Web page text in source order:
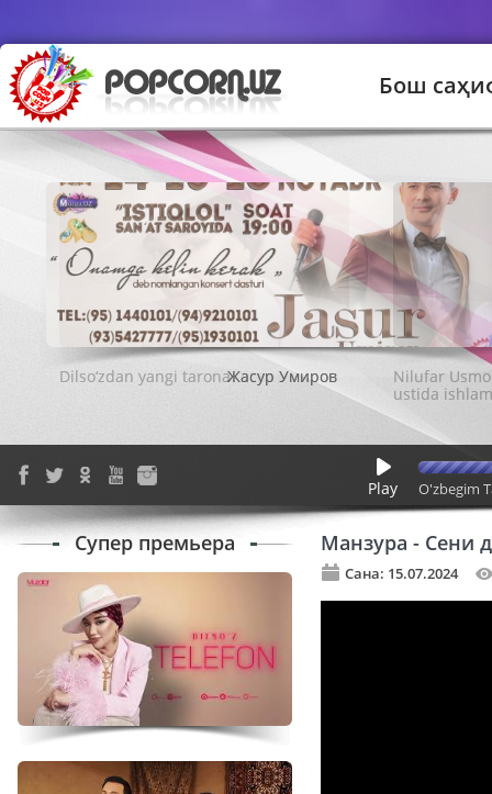
Бош
Жасур Умиров
Play O'zbegim
Манзура - Сени
Сана: 15.07.2024
Супер премьера